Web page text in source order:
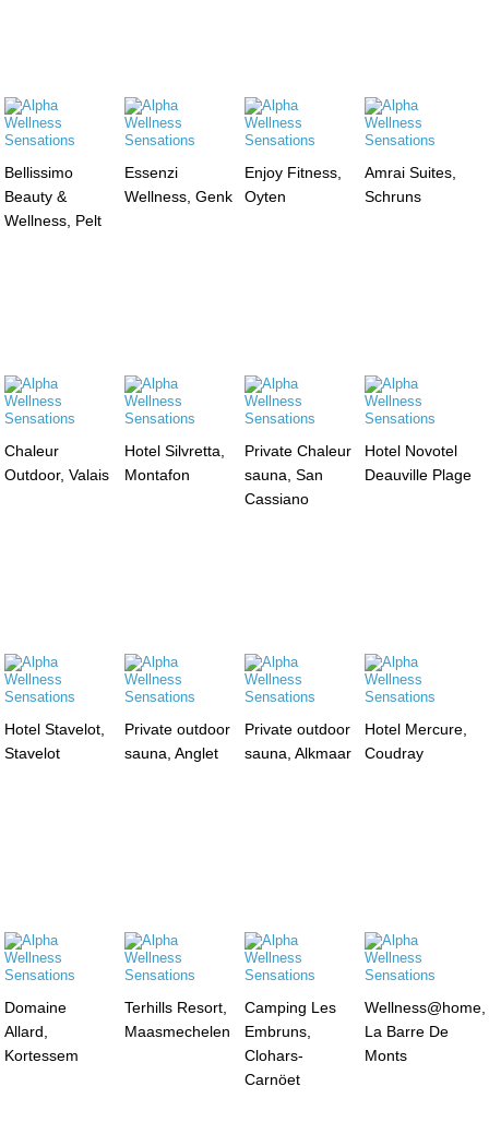
Bellissimo
Beauty &
Wellness, Pelt
Essenzi
Wellness, Genk
Enjoy Fitness,
Oyten
Amrai Suites,
Schruns
Chaleur
Outdoor, Valais
Hotel Silvretta,
Montafon
Private Chaleur
sauna, San
Cassiano
Hotel Novotel
Deauville Plage
Hotel Stavelot,
Stavelot
Private outdoor
sauna, Anglet
Private outdoor
sauna, Alkmaar
Hotel Mercure,
Coudray
Domaine
Allard,
Kortessem
Terhills Resort,
Maasmechelen
Camping Les
Embruns,
Clohars-
Carnöet
Wellness@home,
La Barre De
Monts